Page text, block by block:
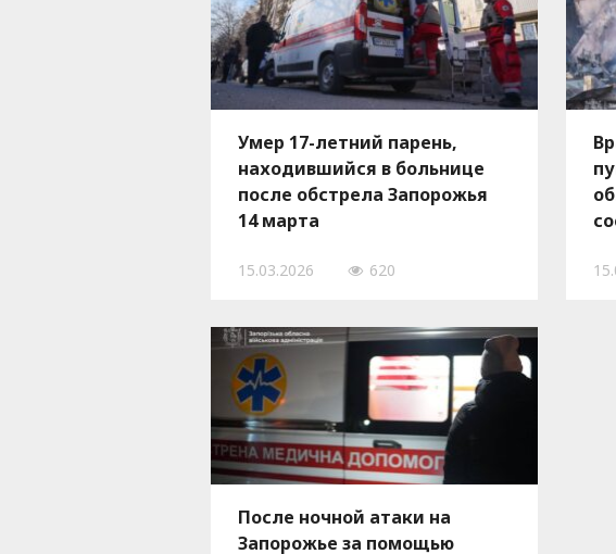
Умер 17-летний парень,
находившийся в больнице
после обстрела Запорожья
14 марта
15.03.2026 620
После ночной атаки на
Запорожье за помощью